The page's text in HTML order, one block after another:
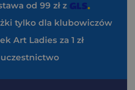
od 99 zł z
tylko dla klubowiczów
Art Ladies za 1 zł
uczestnictwo